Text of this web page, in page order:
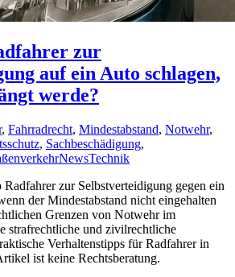
zur
auf ein Auto schlagen,
werde?
, Fahrradrecht, Mindestabstand, Notwehr,
, Sachbeschädigung,
NewsTechnik
zur Selbstverteidigung gegen ein
der Mindestabstand nicht eingehalten
Grenzen von Notwehr im
strafrechtliche und zivilrechtliche
Verhaltenstipps für Radfahrer in
ist keine Rechtsberatung.